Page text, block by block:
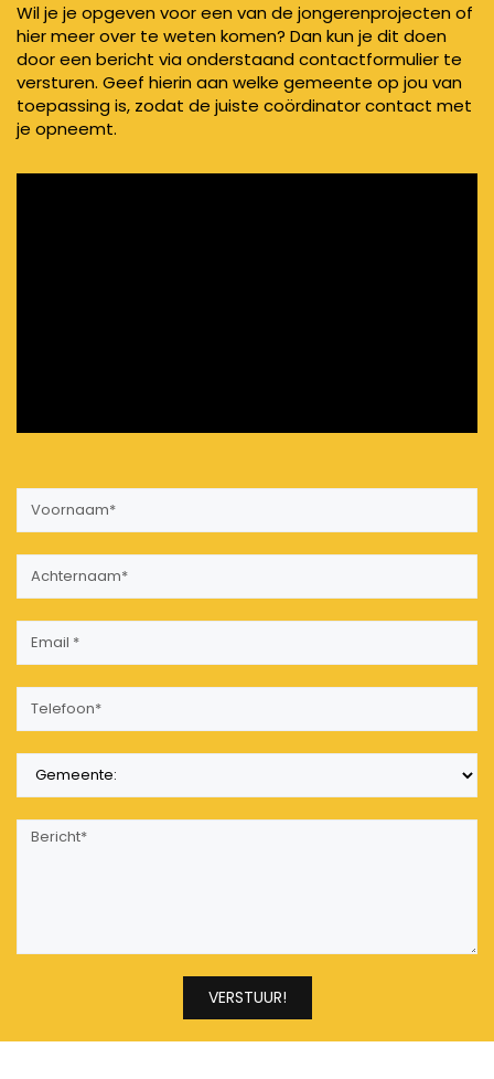
Wil je je opgeven voor een van de jongerenprojecten of
hier meer over te weten komen? Dan kun je dit doen
door een bericht via onderstaand contactformulier te
versturen. Geef hierin aan welke gemeente op jou van
toepassing is, zodat de juiste coördinator contact met
je opneemt.
VERSTUUR!